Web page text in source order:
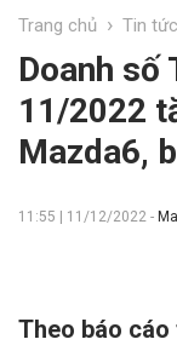
Trang chủ › Tin tức
Doanh số
11/2022
Mazda6,
11:55 | 11/12/2022 -
Theo báo cáo